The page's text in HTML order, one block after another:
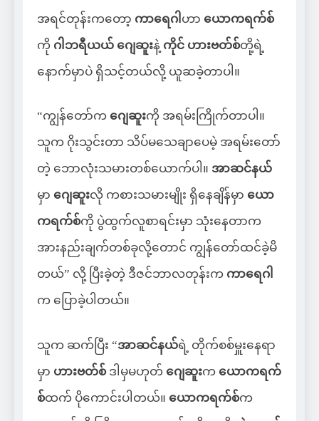
အရင်တုန်းကတော့ ကာရေဂါ ဟာ ယောကရက်စ်
ကို ဂါဘရီယယ် ဂျေဆူးနဲ့ ကိုင် ဟားဗတ်စ်တို့ရဲ့
နောက်မှာပဲ ရှိသင့်တယ်လို့ ယူဆခဲ့တာပါ။
“ကျွန်တော်က ဂျေဆူးကို အရမ်းကြိုက်တာပါ။
သူက ဂိုးသွင်းတာ သိပ်မသေချာပေမဲ့ အရမ်းတော်
တဲ့ ဘောလုံးသမားတစ်ယောက်ပါ။ အာဆင်နယ်
မှာ ဂျေဆူးလို ကစားသမားမျိုး ရှိနေချိန်မှာ ယော
ကရက်စ်ကို ပွဲထွက်လူစာရင်းမှာ သုံးနေတာက
အားနည်းချက်တစ်ခုလို့တောင် ကျွန်တော်ထင်ခဲ့မိ
တယ်” လို့ ပြီးခဲ့တဲ့ ဒီဇင်ဘာလတုန်းက ကာရေဂါ
က ပြောခဲ့ပါတယ်။
သူက ဆက်ပြီး “အာဆင်နယ်ရဲ့ တိုက်စစ်မှူးနေရာ
မှာ ဟားဗတ်စ်ဒါမှမဟုတ် ဂျေဆူးက ယောကရက်
စ်ထက် ပိုကောင်းပါတယ်။ ယောကရက်စ်က